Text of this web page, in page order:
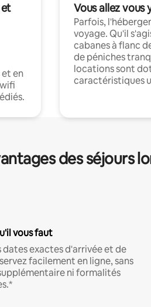
en
Vous allez vous
Parfois,
voyage. Qu'il
cabanes à flanc
de péniches
locations sont
caractéristiques
des séjours
vous faut
dates exactes d'arrivée et de
facilement en ligne, sans
ni formalités